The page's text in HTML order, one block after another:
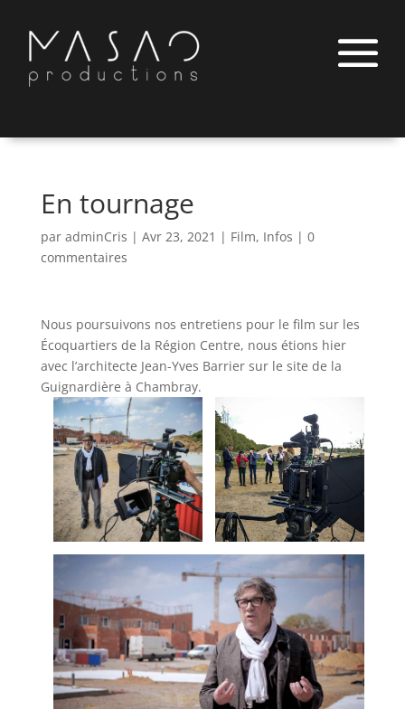
En tournage
par adminCris | Avr 23, 2021 | Film, Infos | 0
commentaires
Nous poursuivons nos entretiens pour le film sur les
Écoquartiers de la Région Centre, nous étions hier
avec l’architecte Jean-Yves Barrier sur le site de la
Guignardière à Chambray.